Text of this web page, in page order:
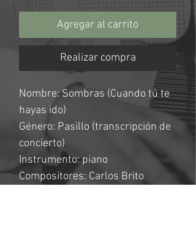
Agregar al carrito
Realizar compra
Nombre: Sombras (Cuando tú te
hayas ido)
Género: Pasillo (transcripción de
concierto)
Instrumento: piano
Compositores: Carlos Brito